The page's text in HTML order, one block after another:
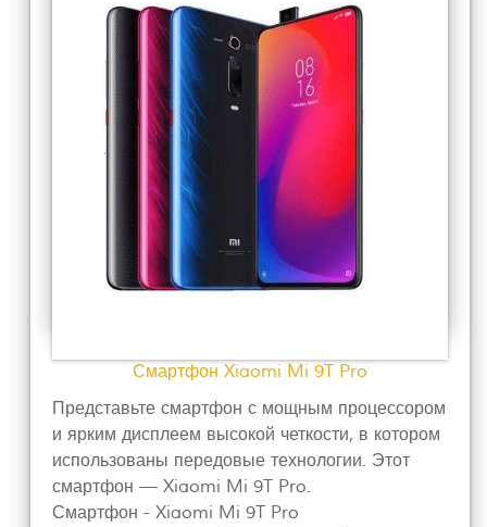
Смартфон Xiaomi Mi 9T Pro
Представьте смартфон с мощным процессором
и ярким дисплеем высокой четкости, в котором
использованы передовые технологии. Этот
смартфон — Xiaomi Mi 9T Pro.
Смартфон - Xiaomi Mi 9T Pro